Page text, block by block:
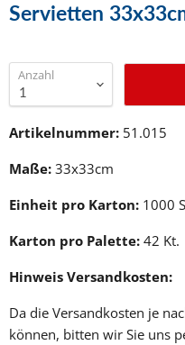
Servietten
Anzahl
Artikelnummer: 51.015
Maße: 33x33cm
Einheit pro Karton: 1000
Karton pro Palette: 42 Kt.
Hinweis Versandkosten:
Da die Versandkosten je
können, bitten wir Sie uns